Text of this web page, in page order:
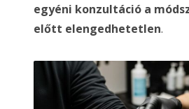
egyéni konzultáció a
előtt elengedhetetlen.